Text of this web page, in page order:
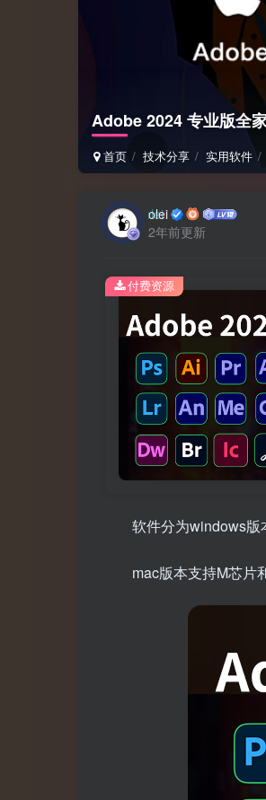
Adobe 2024 专业版全
首页 技术分享 实用软件
olei
2年前更新
付费资源
软件分为windows版
mac版本支持M芯片